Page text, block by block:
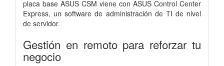
placa base ASUS CSM viene con ASUS Control Center
Express, un software de administración de TI de nivel
de servidor.
Gestión en remoto para reforzar tu
negocio